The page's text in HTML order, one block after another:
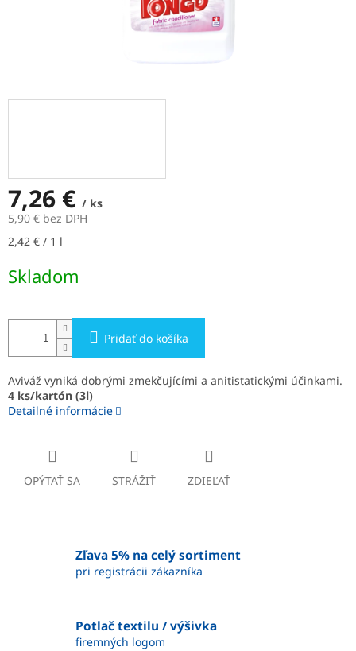
7,26 € / ks
5,90 € bez DPH
Jednotková
2,42 € / 1 l
Skladom
Pridať do košíka
Aviváž vyniká dobrými zmekčujícími a anitistatickými účinkami.
4 ks/kartón (3l)
Detailné informácie
OPÝTAŤ SA STRÁŽIŤ ZDIEĽAŤ
Zľava 5% na celý sortiment
pri registrácii zákazníka
Potlač textilu / výšivka
firemných logom